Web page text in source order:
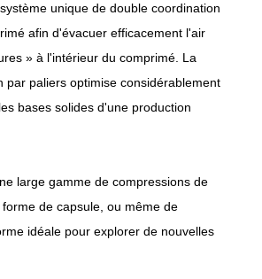
unique de double coordination
afin d'évacuer efficacement l'air
» à l'intérieur du comprimé. La
par paliers optimise considérablement
bases solides d'une production
large gamme de compressions de
de capsule, ou même de
idéale pour explorer de nouvelles